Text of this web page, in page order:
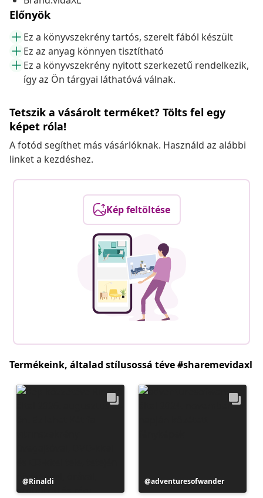
Előnyök
Ez a könyvszekrény tartós, szerelt fából készült
Ez az anyag könnyen tisztítható
Ez a könyvszekrény nyitott szerkezetű rendelkezik,
így az Ön tárgyai láthatóvá válnak.
Tetszik a vásárolt terméket? Tölts fel egy
képet róla!
A fotód segíthet más vásárlóknak. Használd az alábbi
linket a kezdéshez.
Kép feltöltése
Termékeink, általad stílusossá téve #sharemevidaxl
Bejegyzés
közzétevője
Rinaldi
Bejegyzés
közzétevője
adventuresofwander